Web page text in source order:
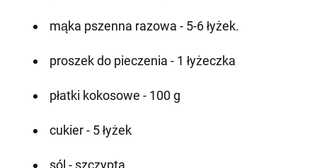
mąka pszenna razowa - 5-6 łyżek.
proszek do pieczenia - 1 łyżeczka
płatki kokosowe - 100 g
cukier - 5 łyżek
sól - szczypta